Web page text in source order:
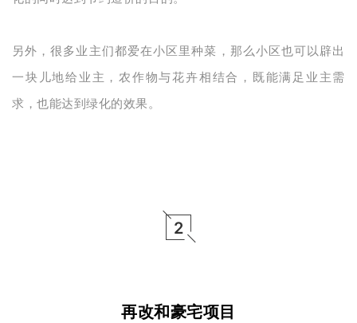
另外，很多业主们都爱在小区里种菜，那么小区也可以辟出
一块儿地给业主，农作物与花卉相结合，既能满足业主需
求，也能达到绿化的效果。
2
再改和豪宅项目